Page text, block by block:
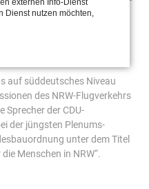
1 in
auf süddeutsches Niveau
des NRW-Flugverkehrs
Sprecher der CDU-
der jüngsten Plenums-
unter dem Titel
Menschen in NRW“.
externen Info-Dienst
Dienst nutzen möchten,